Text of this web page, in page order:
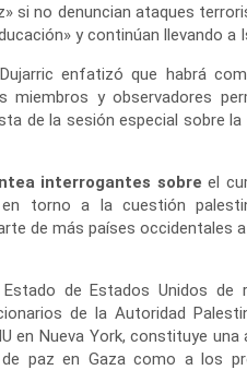
si no denuncian ataques
y continúan llevando a
enfatizó que habrá
y observadores
de la sesión especial sobre
interrogantes sobre el
torno a la cuestión
de más países occidentales a
de Estados Unidos
de la Autoridad
en Nueva York, constituye
paz en Gaza como a los